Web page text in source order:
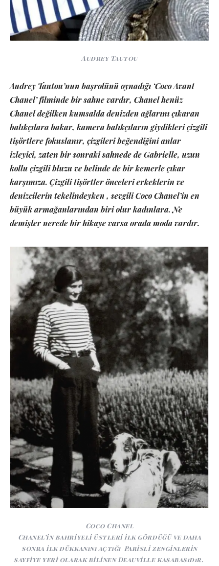
Audrey Tautou
Audrey Tautou’nun başrolünü oynadığı ‘Coco Avant
Chanel’ filminde bir sahne vardır, Chanel henüz
Chanel değilken kumsalda denizden ağlarını çıkaran
balıkçılara bakar, kamera balıkçıların giydikleri çizgili
tişörtlere fokuslanır, çizgileri beğendiğini anlar
izleyici, zaten bir sonraki sahnede de Gabrielle, uzun
kollu çizgili bluzu ve belinde de bir kemerle çıkar
karşımıza. Çizgili tişörtler önceleri erkeklerin ve
denizcilerin tekelindeyken , sevgili Coco Chanel’in en
büyük armağanlarından biri olur kadınlara. Ne
demişler nerede bir hikaye varsa orada moda vardır.
Coco Chanel
Chanel’in bahriyeli üstleri ilk gördüğü ve daha
sonra ilk dükkanını açtığı Parisli zenginlerin
sayfiye yeri olarak bilinen Deauville kasabasıdır.